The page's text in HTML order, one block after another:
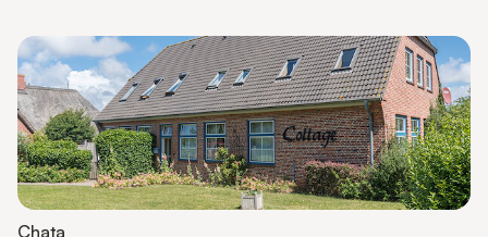
Chata